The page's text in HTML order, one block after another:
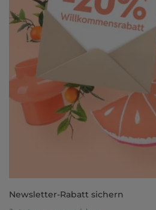
Newsletter-Rabatt sichern